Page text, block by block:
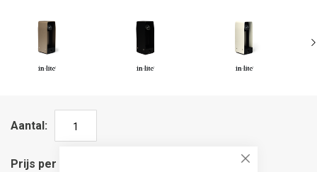
Aantal
Prijs per stuk